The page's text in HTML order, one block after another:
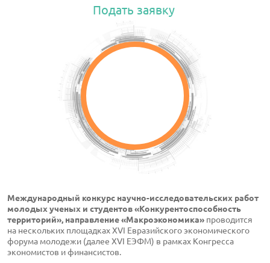
Подать заявку
Международный конкурс научно-исследовательских работ
молодых ученых и студентов «Конкурентоспособность
территорий», направление «Макроэкономика» проводится
на нескольких площадках XVI Евразийского экономического
форума молодежи (далее XVI ЕЭФМ) в рамках Конгресса
экономистов и финансистов.